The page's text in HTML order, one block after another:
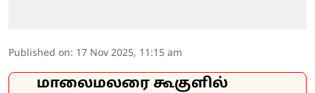
Published on: 17 Nov 2025, 11:15 am
மாலைமலரை கூகுளில்